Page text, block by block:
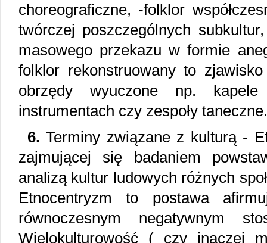
choreograficzne, -folklor
twórczej poszczególnych
masowego przekazu w formie
folklor rekonstruowany to
obrzędy wyuczone np.
instrumentach czy zespoły taneczne.
6. Terminy związane z kulturą -
zajmującej się badaniem
analizą kultur ludowych różnych
Etnocentryzm to postawa
równoczesnym negatywnym
Wielokulturowość ( czy inaczej